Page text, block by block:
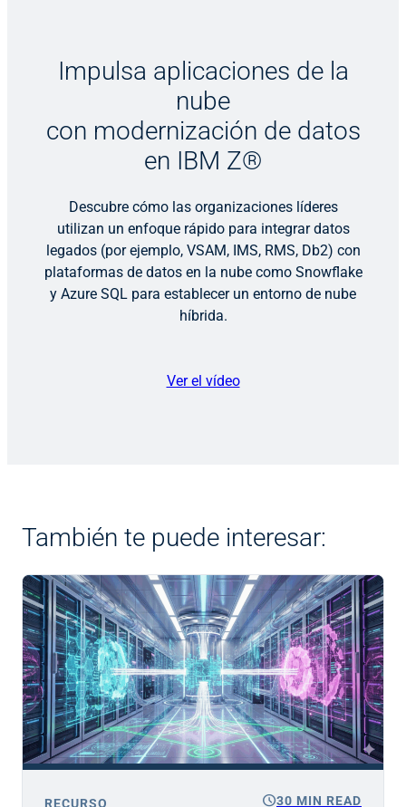
Impulsa aplicaciones de la
nube
con modernización de datos
en IBM Z®
Descubre cómo las organizaciones líderes
utilizan un enfoque rápido para integrar datos
legados (por ejemplo, VSAM, IMS, RMS, Db2) con
plataformas de datos en la nube como Snowflake
y Azure SQL para establecer un entorno de nube
híbrida.
Ver el vídeo
También te puede interesar:
RECURSO schedule30 MIN READ